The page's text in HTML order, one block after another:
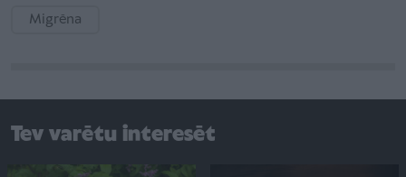
Migrēna
Tev varētu interesēt